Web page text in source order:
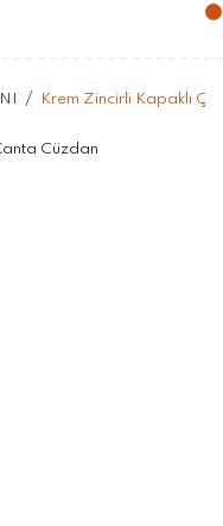
Krem Zincirli Kapaklı